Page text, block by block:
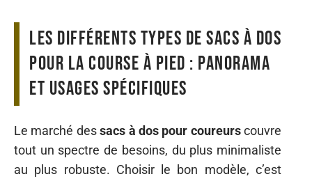
Les différents types de sacs à dos
pour la course à pied : panorama
et usages spécifiques
Le marché dessacs à dos pour coureurscouvre
tout un spectre de besoins, du plus minimaliste
au plus robuste. Choisir le bon modèle, c’est